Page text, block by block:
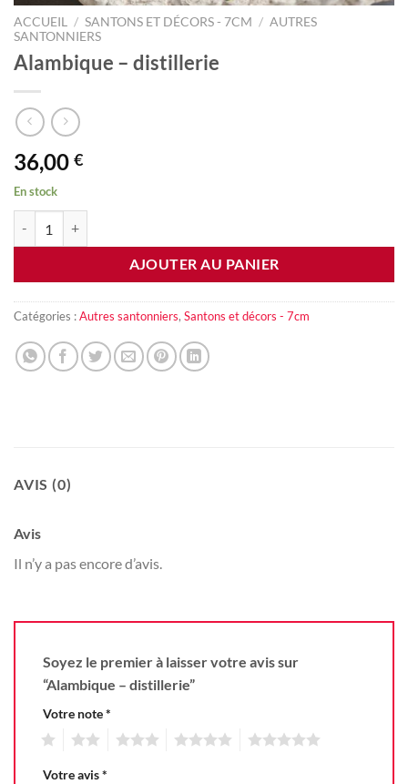
ACCUEIL / SANTONS ET DÉCORS - 7CM / AUTRES
SANTONNIERS
Alambique – distillerie
36,00 €
En stock
AJOUTER AU PANIER
Catégories :Autres santonniers, Santons et décors - 7cm
AVIS (0)
Avis
Il n’y a pas encore d’avis.
Soyez le premier à laisser votre avis sur
“Alambique – distillerie”
Votre note*
Votre avis*